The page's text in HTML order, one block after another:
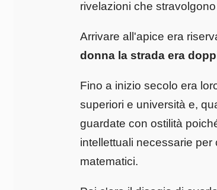
rivelazioni che
Arrivare all'apice era
donna la strada era
Fino a inizio secolo era
superiori e università e,
guardate con ostilità
intellettuali necessarie
matematici.